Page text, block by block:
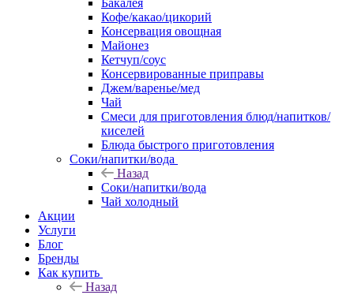
Бакалея
Кофе/какао/цикорий
Консервация овощная
Майонез
Кетчуп/соус
Консервированные приправы
Джем/варенье/мед
Чай
Смеси для приготовления блюд/напитков/
киселей
Блюда быстрого приготовления
Соки/напитки/вода
Назад
Соки/напитки/вода
Чай холодный
Акции
Услуги
Блог
Бренды
Как купить
Назад